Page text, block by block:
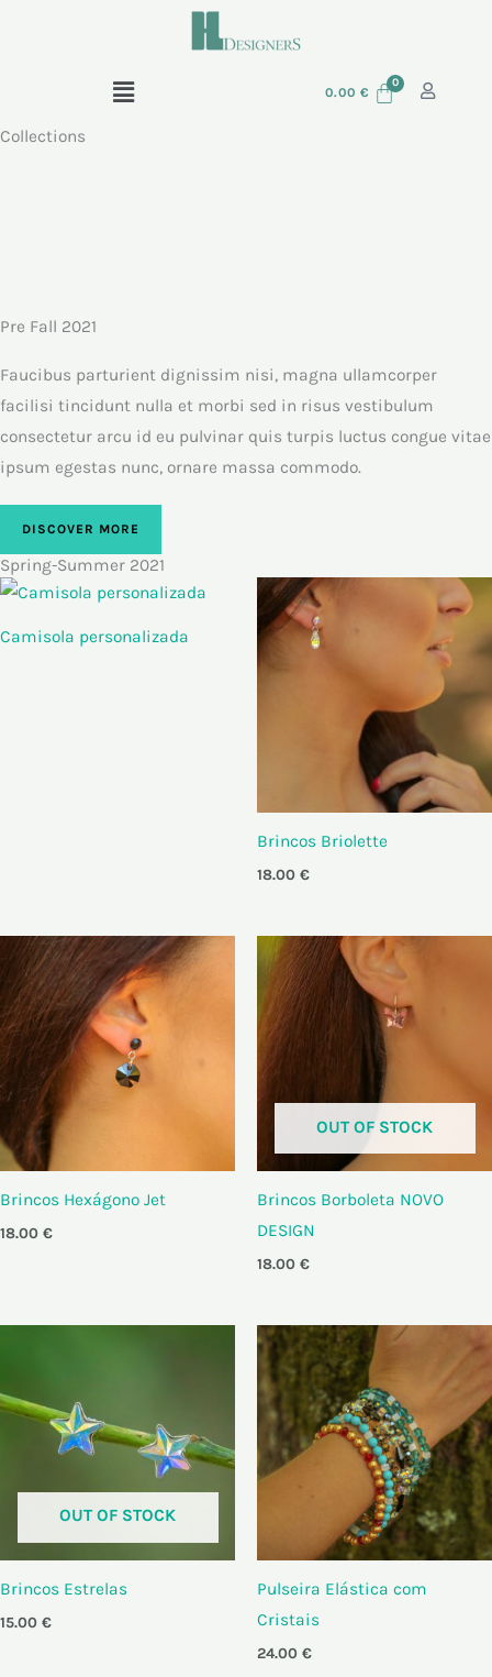
Menu 0.00 €
Collections
Pre Fall 2021
Faucibus parturient dignissim nisi, magna ullamcorper
facilisi tincidunt nulla et morbi sed in risus vestibulum
consectetur arcu id eu pulvinar quis turpis luctus congue vitae
ipsum egestas nunc, ornare massa commodo.
DISCOVER MORE
Spring-Summer 2021
Camisola personalizada
Brincos Briolette
18.00 €
Brincos Hexágono Jet
18.00 €
OUT OF STOCK
Brincos Borboleta NOVO
DESIGN
18.00 €
OUT OF STOCK
Brincos Estrelas
15.00 €
Pulseira Elástica com
Cristais
24.00 €